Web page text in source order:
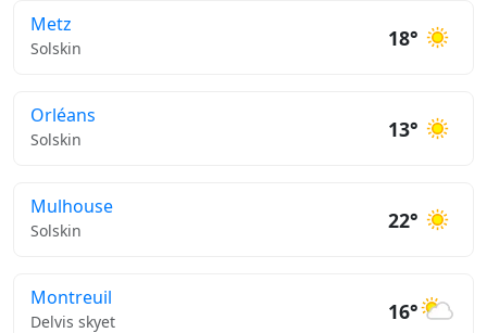
Metz
Solskin 18°
Orléans
Solskin 13°
Mulhouse
Solskin 22°
Montreuil
Delvis skyet 16°